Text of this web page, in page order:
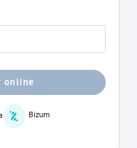
online
Bizum